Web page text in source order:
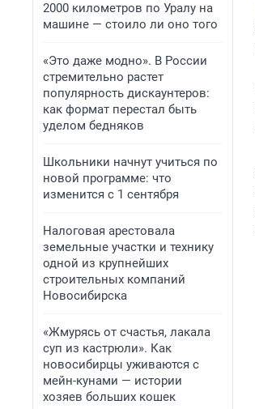
2000 километров по Уралу на
машине — стоило ли оно того
«Это даже модно». В России
стремительно растет
популярность дискаунтеров:
как формат перестал быть
уделом бедняков
Школьники начнут учиться по
новой программе: что
изменится с 1 сентября
Налоговая арестовала
земельные участки и технику
одной из крупнейших
строительных компаний
Новосибирска
«Жмурясь от счастья, лакала
суп из кастрюли». Как
новосибирцы уживаются с
мейн-кунами — истории
хозяев больших кошек